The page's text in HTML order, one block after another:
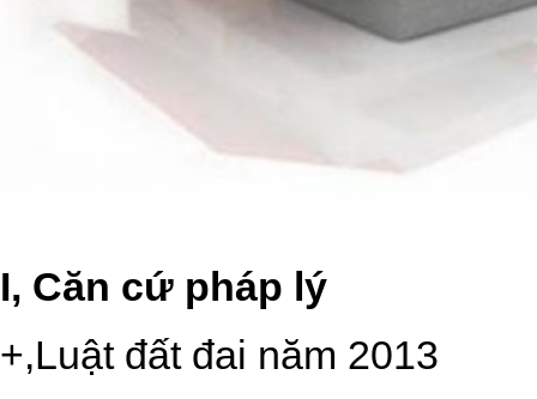
I, Căn cứ pháp lý
+,Luật đất đai năm 2013